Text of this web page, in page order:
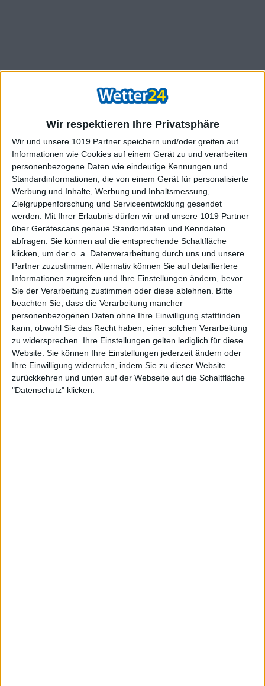
Wir respektieren Ihre Privatsphäre
Wir und unsere 1019 Partner speichern und/oder greifen auf
Informationen wie Cookies auf einem Gerät zu und verarbeiten
personenbezogene Daten wie eindeutige Kennungen und
Standardinformationen, die von einem Gerät für personalisierte
Werbung und Inhalte, Werbung und Inhaltsmessung,
Zielgruppenforschung und Serviceentwicklung gesendet
werden.
Mit Ihrer Erlaubnis dürfen wir und unsere 1019 Partner
über Gerätescans genaue Standortdaten und Kenndaten
abfragen. Sie können auf die entsprechende Schaltfläche
klicken, um der o. a. Datenverarbeitung durch uns und unsere
Partner zuzustimmen. Alternativ können Sie auf detailliertere
Informationen zugreifen und Ihre Einstellungen ändern, bevor
Sie der Verarbeitung zustimmen oder diese ablehnen.
Bitte
beachten Sie, dass die Verarbeitung mancher
personenbezogenen Daten ohne Ihre Einwilligung stattfinden
kann, obwohl Sie das Recht haben, einer solchen Verarbeitung
zu widersprechen. Ihre Einstellungen gelten lediglich für diese
Website. Sie können Ihre Einstellungen jederzeit ändern oder
Ihre Einwilligung widerrufen, indem Sie zu dieser Website
zurückkehren und unten auf der Webseite auf die Schaltfläche
"Datenschutz" klicken.